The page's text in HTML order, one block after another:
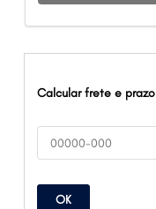
Calcular frete e prazo
OK